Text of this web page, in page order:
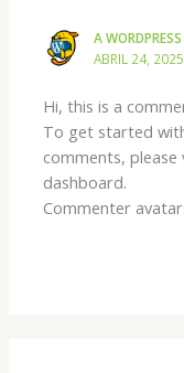
A
ABRIL 24,
Hi, this is a
To get started
comments,
dashboard.
Commenter